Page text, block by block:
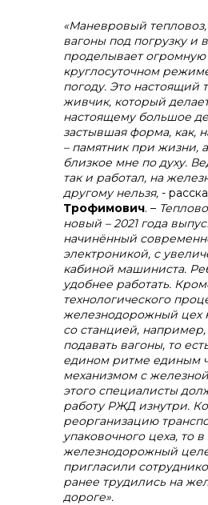
«Маневровый
вагоны под погрузку и
проделывает огромную
круглосуточном
погоду. Это настоящий
живчик, который
настоящему большое
застывшая форма, как,
– памятник при жизни,
близкое мне по духу.
так и работал, на
другому нельзя, -
Трофимович. –
новый – 2021 года
начинённый
электроникой, с
кабиной машиниста.
удобнее работать.
технологического
железнодорожный цех
со станцией,
подавать вагоны, то
едином ритме единым
механизмом с
этого специалисты
работу РЖД изнутри.
реорганизацию
упаковочного цеха, то
железнодорожный
пригласили
ранее трудились на
дороге».